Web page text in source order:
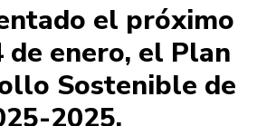
el próximo
de enero, el Plan
Sostenible de
2025.